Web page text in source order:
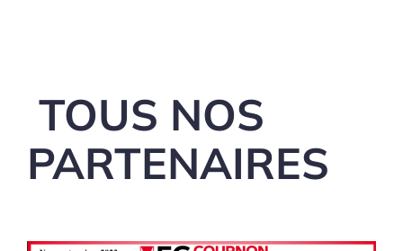
TOUS NOS
PARTENAIRES